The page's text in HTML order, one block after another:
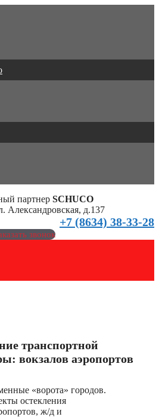
партнер SCHUCO
Александровская, д.137
+7 (8634) 38-33-28
звонок
транспортной
вокзалов аэропортов
«ворота» городов.
остекления
ж/д и